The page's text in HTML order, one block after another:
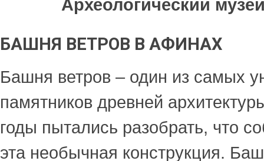
Археологический
БАШНЯ ВЕТРОВ В АФИНАХ
Башня ветров – один из самых
памятников древней
годы пытались разобрать, что
эта необычная конструкция.